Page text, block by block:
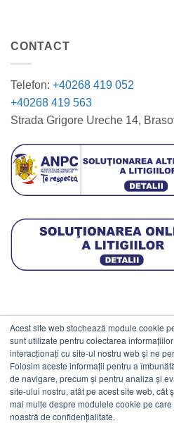
Acest site web stochează module cookie
sunt utilizate pentru colectarea
interacționați cu site-ul nostru web și ne
Folosim aceste informații pentru a
de navigare, precum și pentru analiza și
site-ului nostru, atât pe acest site web, cât
mai multe despre modulele cookie pe
noastră de confidențialitate.
CONTACT
Telefon: +40268 419 052
+40268 419 563
Strada Grigore Ureche 14,
DATE COMERCIALE
ESTICO S.R.L.
CIF: RO1094402.
Reg.Com: J08/469/1991.